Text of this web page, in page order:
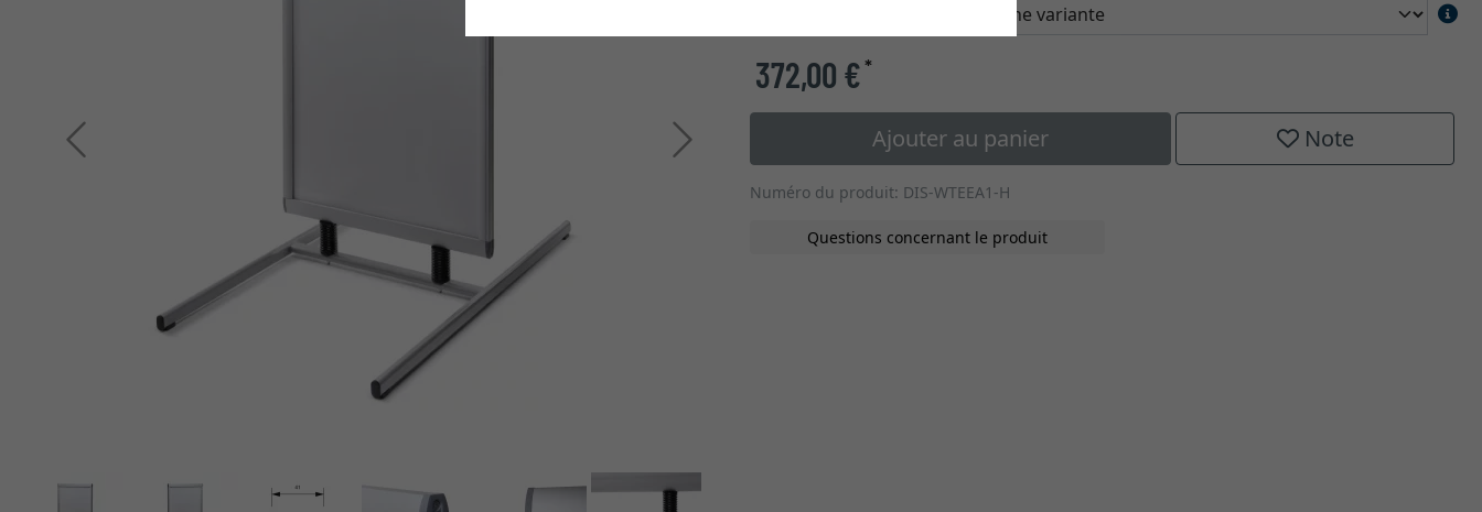
Retour Continuer
372,00 €*
Ajouter au panier Note
Numéro du produit: DIS-WTEEA1-H
Questions concernant le produit